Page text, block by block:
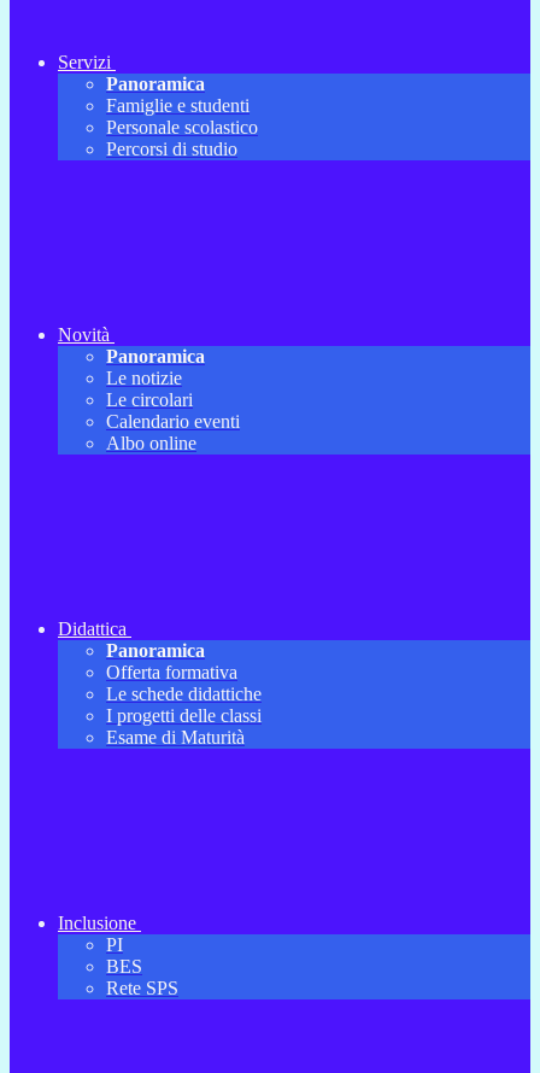
Servizi
Panoramica
Famiglie e studenti
Personale scolastico
Percorsi di studio
Novità
Panoramica
Le notizie
Le circolari
Calendario eventi
Albo online
Didattica
Panoramica
Offerta formativa
Le schede didattiche
I progetti delle classi
Esame di Maturità
Inclusione
PI
BES
Rete SPS